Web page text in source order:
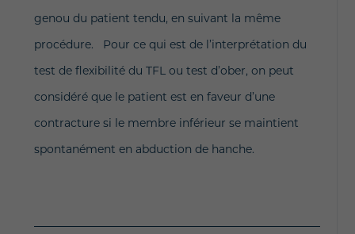
genou du patient tendu, en suivant la même
procédure.
Pour ce qui est de l’interprétation du
test de flexibilité du TFL ou test d’ober, on peut
considéré que le patient est en faveur d’une
contracture si le membre inférieur se maintient
spontanément en abduction de hanche.